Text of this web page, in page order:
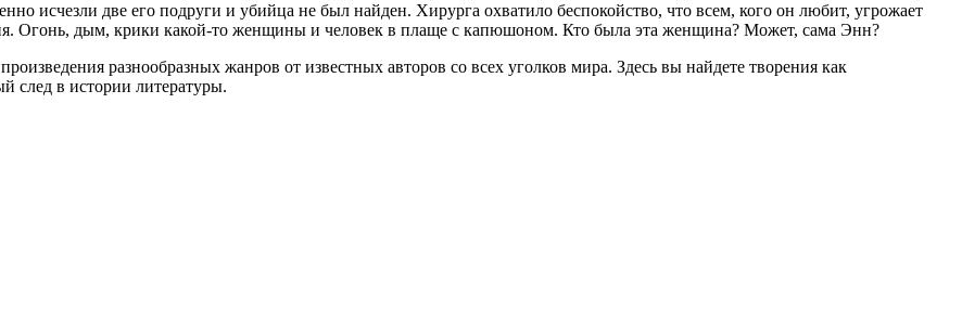
исчезли две его подруги и убийца не был найден. Хирурга охватило беспокойство, что всем, кого он любит, угрожает
Огонь, дым, крики какой-то женщины и человек в плаще с капюшоном. Кто была эта женщина? Может, сама Энн?
разнообразных жанров от известных авторов со всех уголков мира. Здесь вы найдете творения как
след в истории литературы.